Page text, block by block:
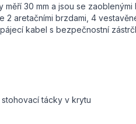
30 mm a jsou se
aretačními brzdami, 4
kabel s bezpečnostní
tácky v krytu